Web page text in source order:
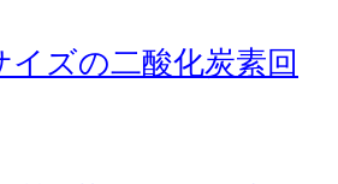
イズの二酸化炭素回